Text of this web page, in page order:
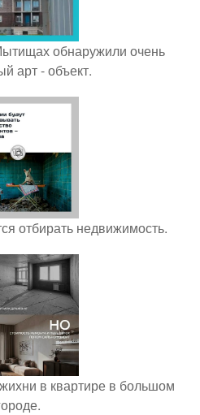
обнаружили очень
арт - объект.
отбирать недвижимость.
в квартире в большом